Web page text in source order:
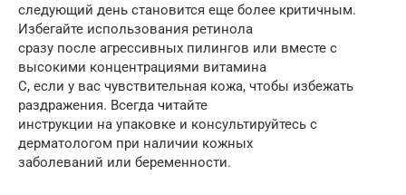
следующий день становится еще более критичным.
Избегайте использования ретинола
сразу после агрессивных пилингов или вместе с
высокими концентрациями витамина
С, если у вас чувствительная кожа, чтобы избежать
раздражения. Всегда читайте
инструкции на упаковке и консультируйтесь с
дерматологом при наличии кожных
заболеваний или беременности.